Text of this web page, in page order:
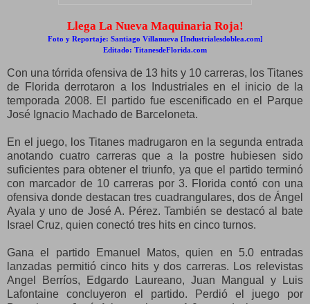
Llega La Nueva Maquinaria Roja!
Foto y Reportaje: Santiago Villanueva [Industrialesdoblea.com]
Editado: TitanesdeFlorida.com
Con una tórrida ofensiva de 13 hits y 10 carreras, los Titanes
de Florida derrotaron a los Industriales en el inicio de la
temporada 2008. El partido fue escenificado en el Parque
José Ignacio Machado de Barceloneta.
En el juego, los Titanes madrugaron en la segunda entrada
anotando cuatro carreras que a la postre hubiesen sido
suficientes para obtener el triunfo, ya que el partido terminó
con marcador de 10 carreras por 3. Florida contó con una
ofensiva donde destacan tres cuadrangulares, dos de Ángel
Ayala y uno de José A. Pérez. También se destacó al bate
Israel Cruz, quien conectó tres hits en cinco turnos.
Gana el partido Emanuel Matos, quien en 5.0 entradas
lanzadas permitió cinco hits y dos carreras. Los relevistas
Angel Berríos, Edgardo Laureano, Juan Mangual y Luis
Lafontaine concluyeron el partido. Perdió el juego por